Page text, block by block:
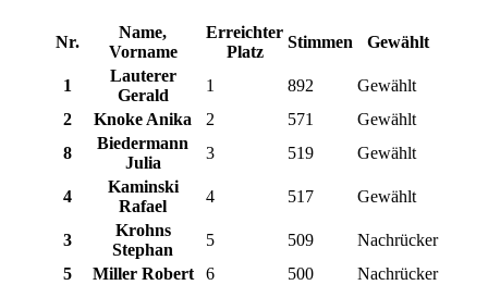
Nr.
Name,
Vorname
Erreichter
Platz
Stimmen Gewählt
1
Lauterer
Gerald
1 892
Gewählt
2
Knoke Anika 2 571
Gewählt
8
Biedermann
Julia
3 519 Gewählt
4
Kaminski
Rafael
4 517 Gewählt
3
Krohns
Stephan
5 509
Nachrücker
5
Miller Robert 6 500
Nachrücker